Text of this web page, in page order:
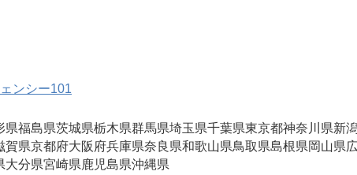
ンシー101
県福島県茨城県栃木県群馬県埼玉県千葉県東京都神奈川県新
賀県京都府大阪府兵庫県奈良県和歌山県鳥取県島根県岡山県
大分県宮崎県鹿児島県沖縄県